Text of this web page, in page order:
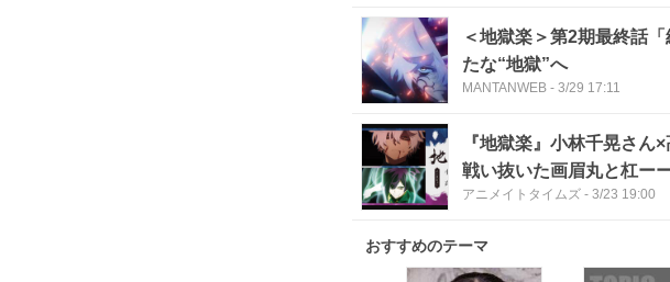
＜地獄楽＞第2期最終話
たな“地獄”へ
MANTANWEB - 3/29 17:11
『地獄楽』小林千晃さ
戦い抜いた画眉丸と杠ー
アニメイトタイムズ - 3/23 19:00
おすすめのテーマ